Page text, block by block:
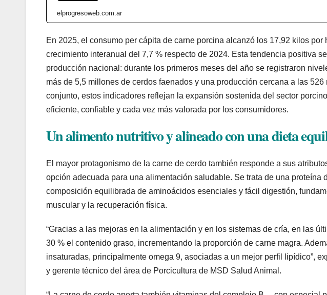
elprogresoweb.com.ar
En 2025, el consumo per cápita de carne porcina alcanzó los 17,92 kilos por
crecimiento interanual del 7,7 % respecto de 2024. Esta tendencia positiva
producción nacional: durante los primeros meses del año se registraron
más de 5,5 millones de cerdos faenados y una producción cercana a las
conjunto, estos indicadores reflejan la expansión sostenida del sector
eficiente, confiable y cada vez más valorada por los consumidores.
Un alimento nutritivo y alineado con una dieta
El mayor protagonismo de la carne de cerdo también responde a sus
opción adecuada para una alimentación saludable. Se trata de una proteína
composición equilibrada de aminoácidos esenciales y fácil digestión,
muscular y la recuperación física.
“Gracias a las mejoras en la alimentación y en los sistemas de cría, en las
30 % el contenido graso, incrementando la proporción de carne magra.
insaturadas, principalmente omega 9, asociadas a un mejor perfil lipídico”,
y gerente técnico del área de Porcicultura de MSD Salud Animal.